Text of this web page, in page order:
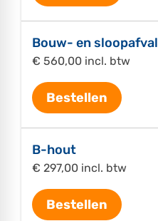
Bouw- en sloopafval
€ 560,00 incl. btw
Bestellen
B-hout
€ 297,00 incl. btw
Bestellen